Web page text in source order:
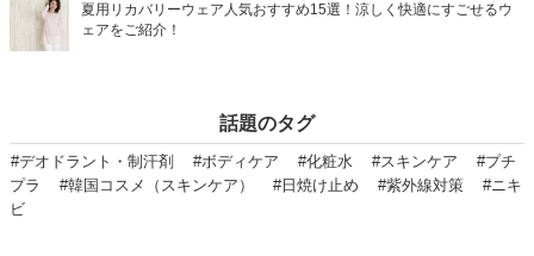
夏用リカバリーウェア人気おすすめ15選！涼しく快適にすごせるウ
ェアをご紹介！
話題のタグ
#デオドラント・制汗剤 #ボディケア #化粧水 #スキンケア
#プチ
プラ
#韓国コスメ（スキンケア） #日焼け止め #紫外線対策
#ニキ
ビ